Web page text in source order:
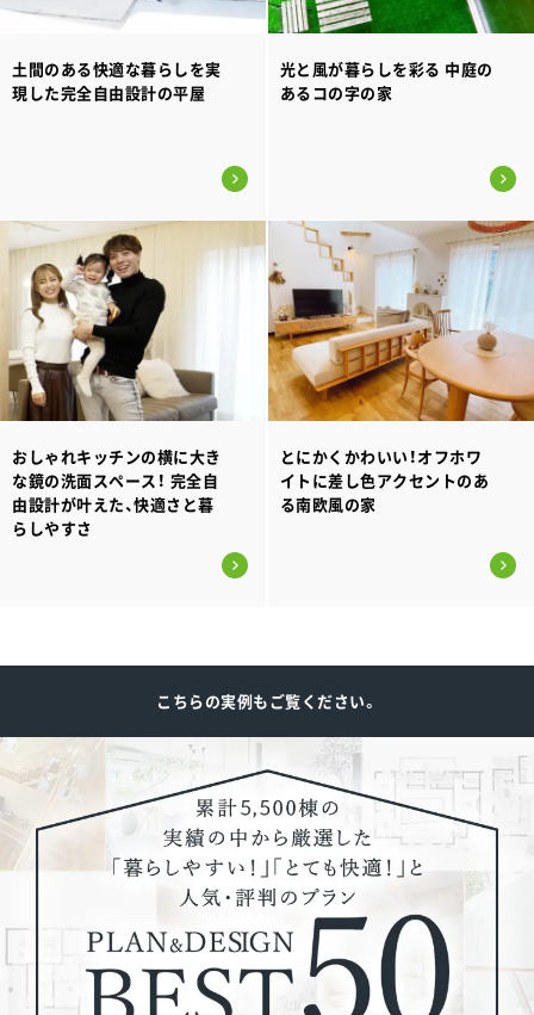
土間のある快適な暮らしを実
現した完全自由設計の平屋
光と風が暮らしを彩る 中庭の
あるコの字の家
おしゃれキッチンの横に大き
な鏡の洗面スペース！ 完全自
由設計が叶えた、快適さと暮
らしやすさ
とにかくかわいい！オフホワ
イトに差し色アクセントのあ
る南欧風の家
こちらの実例もご覧ください。